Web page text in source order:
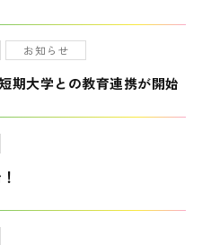
お知らせ
期大学との教育連携が開始